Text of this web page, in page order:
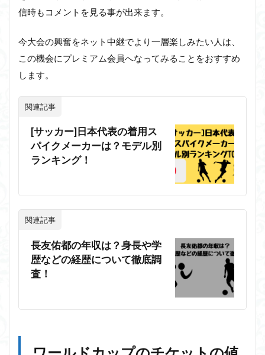
信時もコメントを見る事が出来ます。
今大会の興奮をネット中継でより一層楽しみたい人は、
この機会にプレミアム会員へなってみることをおすすめ
します。
関連記事
[サッカー]日本代表の着用ス
パイクメーカーは？モデル別
ランキング！
関連記事
長友佑都の年収は？身長や学
歴などの経歴について徹底調
査！